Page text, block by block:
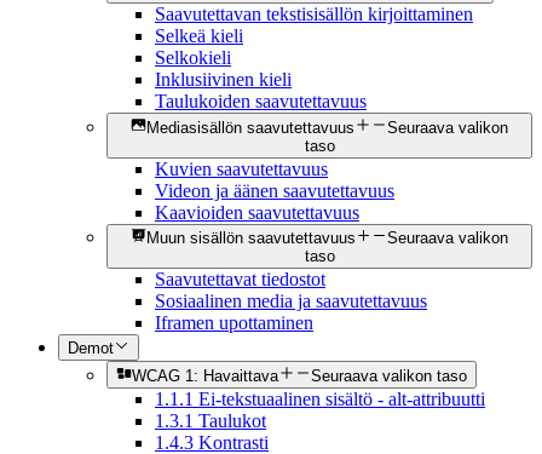
Saavutettavan tekstisisällön kirjoittaminen
Selkeä kieli
Selkokieli
Inklusiivinen kieli
Taulukoiden saavutettavuus
Mediasisällön saavutettavuus
Seuraava valikon
taso
Kuvien saavutettavuus
Videon ja äänen saavutettavuus
Kaavioiden saavutettavuus
Muun sisällön saavutettavuus
Seuraava valikon
taso
Saavutettavat tiedostot
Sosiaalinen media ja saavutettavuus
Iframen upottaminen
Demot
WCAG 1: Havaittava
Seuraava valikon taso
1.1.1 Ei-tekstuaalinen sisältö - alt-attribuutti
1.3.1 Taulukot
1.4.3 Kontrasti